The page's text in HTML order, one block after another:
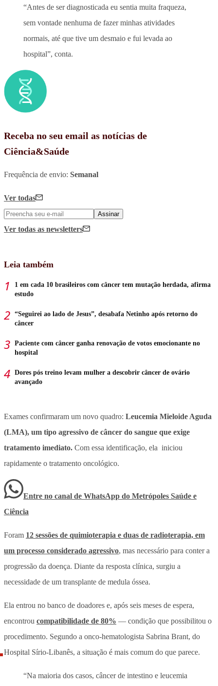
“Antes de ser diagnosticada eu sentia muita fraqueza,
sem vontade nenhuma de fazer minhas atividades
normais, até que tive um desmaio e fui levada ao
hospital”, conta.
Receba no seu email as notícias de
Ciência&Saúde
Frequência de envio: Semanal
Ver todas
Assinar
Ver todas as newsletters
Leia também
1 em cada 10 brasileiros com câncer tem mutação herdada, afirma
estudo
“Seguirei ao lado de Jesus”, desabafa Netinho após retorno do
câncer
Paciente com câncer ganha renovação de votos emocionante no
hospital
Dores pós treino levam mulher a descobrir câncer de ovário
avançado
Exames confirmaram um novo quadro: Leucemia Mieloide Aguda
(LMA), um tipo agressivo de câncer do sangue que exige
tratamento imediato. Com essa identificação, ela iniciou
rapidamente o tratamento oncológico.
Entre no canal de WhatsApp do Metrópoles Saúde e
Ciência
Foram 12 sessões de quimioterapia e duas de radioterapia, em
um processo considerado agressivo, mas necessário para conter a
progressão da doença. Diante da resposta clínica, surgiu a
necessidade de um transplante de medula óssea.
Ela entrou no banco de doadores e, após seis meses de espera,
encontrou compatibilidade de 80% — condição que possibilitou o
procedimento. Segundo a onco-hematologista Sabrina Brant, do
Hospital Sírio-Libanês, a situação é mais comum do que parece.
“Na maioria dos casos, câncer de intestino e leucemia